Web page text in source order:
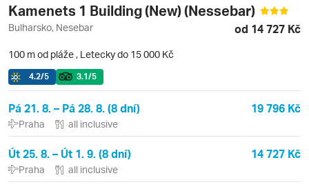
Kamenets 1 Building (New) (Nessebar)
Bulharsko, Nesebar od 14 727 Kč
100 m od pláže , Letecky do 15 000 Kč
4.2/5 3.1/5
Pá 21. 8. – Pá 28. 8. (8 dní) 19 796 Kč
Praha all inclusive
Út 25. 8. – Út 1. 9. (8 dní) 14 727 Kč
Praha all inclusive